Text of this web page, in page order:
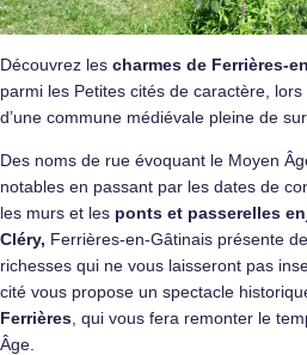
Découvrez les charmes de Ferrières-
parmi les Petites cités de caractère,
d’une commune médiévale pleine de
Des noms de rue évoquant le Moyen
notables en passant par les dates de
les murs et les ponts et passerelles
Cléry, Ferrières-en-Gâtinais présente
richesses qui ne vous laisseront pas
cité vous propose un spectacle
Ferrières , qui vous fera remonter le
Âge.